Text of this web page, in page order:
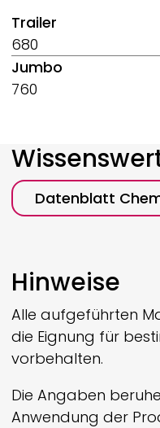
Trailer
680
Jumbo
760
Datenblatt
Hinweise
Alle aufgeführten
die Eignung für
vorbehalten.
Die Angaben
Anwendung der